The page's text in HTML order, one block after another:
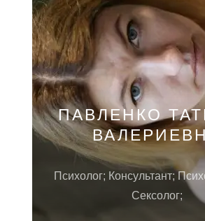
ПАВЛЕНКО
Психолог; Консультант;
Сексолог;